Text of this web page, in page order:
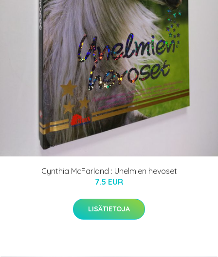
Cynthia McFarland : Unelmien hevoset
7.5 EUR
LISÄTIETOJA